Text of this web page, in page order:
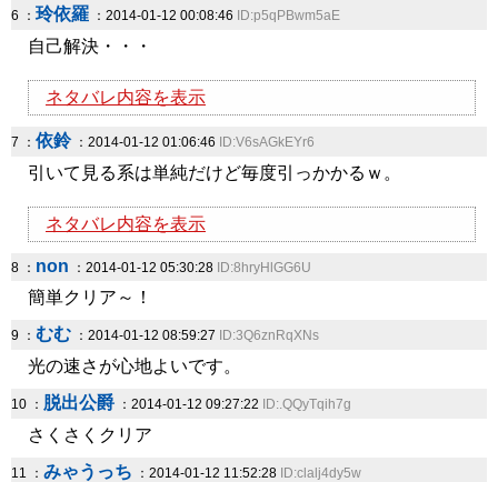
6 ： 玲依羅 ：2014-01-12 00:08:46 ID:p5qPBwm5aE
自己解決・・・
ネタバレ内容を表示
7 ： 依鈴：2014-01-12 01:06:46 ID:V6sAGkEYr6
引いて見る系は単純だけど毎度引っかかるｗ。
ネタバレ内容を表示
8 ： non ：2014-01-12 05:30:28 ID:8hryHlGG6U
簡単クリア～！
9 ： むむ ：2014-01-12 08:59:27 ID:3Q6znRqXNs
光の速さが心地よいです。
10 ： 脱出公爵 ：2014-01-12 09:27:22 ID:.QQyTqih7g
さくさくクリア
11 ： みゃうっち ：2014-01-12 11:52:28 ID:clalj4dy5w